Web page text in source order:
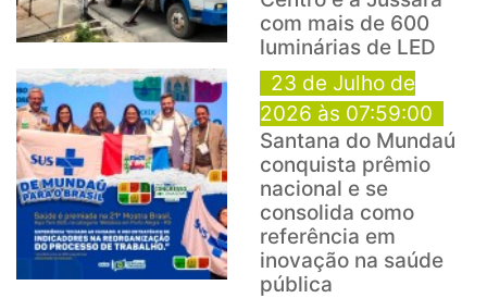
com mais de 600
luminárias de LED
23 de Julho de
2026 às 07:59:00
Santana do Mundaú
conquista prêmio
nacional e se
consolida como
referência em
inovação na saúde
pública